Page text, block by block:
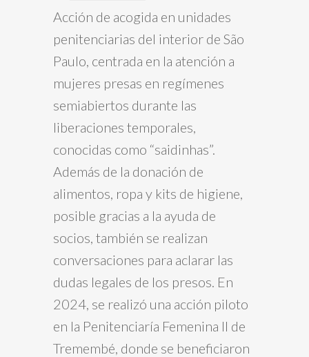
Acción de acogida en unidades
penitenciarias del interior de São
Paulo, centrada en la atención a
mujeres presas en regímenes
semiabiertos durante las
liberaciones temporales,
conocidas como “saidinhas”.
Además de la donación de
alimentos, ropa y kits de higiene,
posible gracias a la ayuda de
socios, también se realizan
conversaciones para aclarar las
dudas legales de los presos. En
2024, se realizó una acción piloto
en la Penitenciaría Femenina II de
Tremembé, donde se beneficiaron